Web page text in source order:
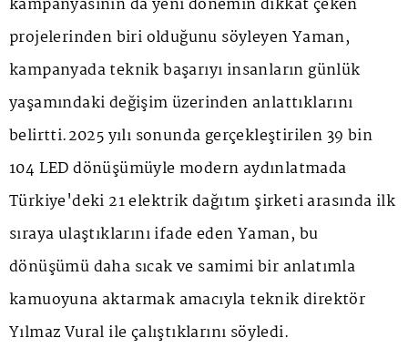
projelerinden biri olduğunu söyleyen Yaman,
kampanyada teknik başarıyı insanların günlük
yaşamındaki değişim üzerinden anlattıklarını
belirtti.2025 yılı sonunda gerçekleştirilen 39 bin
104 LED dönüşümüyle modern aydınlatmada
Türkiye'deki 21 elektrik dağıtım şirketi arasında ilk
sıraya ulaştıklarını ifade eden Yaman, bu
dönüşümü daha sıcak ve samimi bir anlatımla
kamuoyuna aktarmak amacıyla teknik direktör
Yılmaz Vural ile çalıştıklarını söyledi.